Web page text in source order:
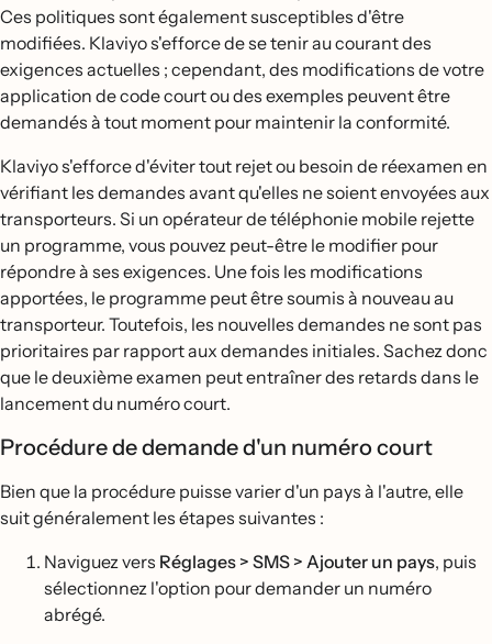
Ces politiques sont également susceptibles d'être
modifiées. Klaviyo s'efforce de se tenir au courant des
exigences actuelles ; cependant, des modifications de votre
application de code court ou des exemples peuvent être
demandés à tout moment pour maintenir la conformité.
Klaviyo s'efforce d'éviter tout rejet ou besoin de réexamen en
vérifiant les demandes avant qu'elles ne soient envoyées aux
transporteurs. Si un opérateur de téléphonie mobile rejette
un programme, vous pouvez peut-être le modifier pour
répondre à ses exigences. Une fois les modifications
apportées, le programme peut être soumis à nouveau au
transporteur. Toutefois, les nouvelles demandes ne sont pas
prioritaires par rapport aux demandes initiales. Sachez donc
que le deuxième examen peut entraîner des retards dans le
lancement du numéro court.
Procédure de demande d'un numéro court
Bien que la procédure puisse varier d'un pays à l'autre, elle
suit généralement les étapes suivantes :
Naviguez vers Réglages > SMS > Ajouter un pays, puis
sélectionnez l'option pour demander un numéro
abrégé.